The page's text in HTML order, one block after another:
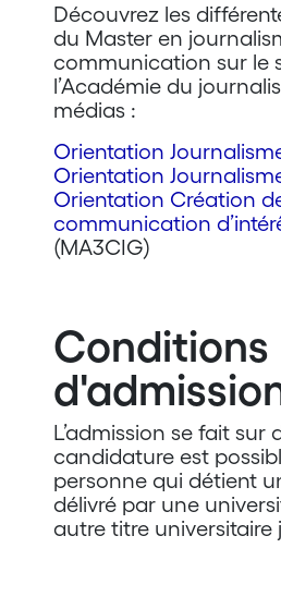
Découvrez les
du Master en
communication sur le
l’Académie du
médias :
Orientation
Orientation
Orientation Création
communication
(MA3CIG)
Conditions
L’admission se fait sur
candidature est
personne qui détient
délivré par une
autre titre universitaire